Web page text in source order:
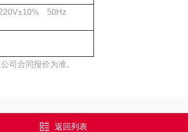
±10% 50Hz
司合同报价为准。
返回列表